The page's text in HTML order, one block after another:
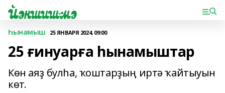
Һынамыш 25 ЯНВАРЯ 2024, 09:00
25 ғинуарға һынамыштар
Көн аяҙ булһа, ҡоштарҙың иртә ҡайтыуын
көт.